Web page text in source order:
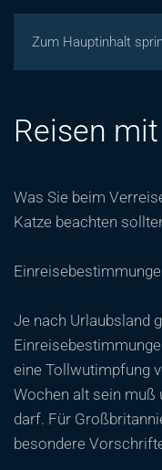
Zum Hauptinhalt
Reisen
Was Sie beim
Katze beachten
Je nach Urlaubsland
eine Tollwutimpfung
Wochen alt sein muß
darf. Für
besondere